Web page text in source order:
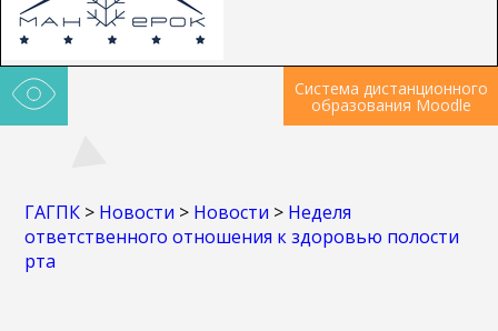
Система дистанционного
образования Moodle
ГАГПК > Новости > Новости > Неделя
ответственного отношения к здоровью полости
рта